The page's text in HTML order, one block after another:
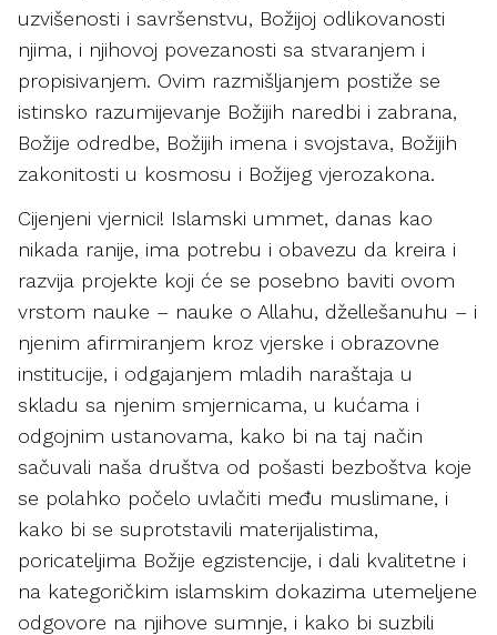
uzvišenosti i savršenstvu, Božijoj odlikovanosti
njima, i njihovoj povezanosti sa stvaranjem i
propisivanjem. Ovim razmišljanjem postiže se
istinsko razumijevanje Božijih naredbi i zabrana,
Božije odredbe, Božijih imena i svojstava, Božijih
zakonitosti u kosmosu i Božijeg vjerozakona.
Cijenjeni vjernici! Islamski ummet, danas kao
nikada ranije, ima potrebu i obavezu da kreira i
razvija projekte koji će se posebno baviti ovom
vrstom nauke – nauke o Allahu, džellešanuhu – i
njenim afirmiranjem kroz vjerske i obrazovne
institucije, i odgajanjem mladih naraštaja u
skladu sa njenim smjernicama, u kućama i
odgojnim ustanovama, kako bi na taj način
sačuvali naša društva od pošasti bezboštva koje
se polahko počelo uvlačiti među muslimane, i
kako bi se suprotstavili materijalistima,
poricateljima Božije egzistencije, i dali kvalitetne i
na kategoričkim islamskim dokazima utemeljene
odgovore na njihove sumnje, i kako bi suzbili